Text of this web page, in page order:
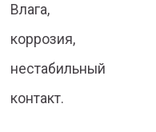
Влага,
коррозия,
нестабильный
контакт.